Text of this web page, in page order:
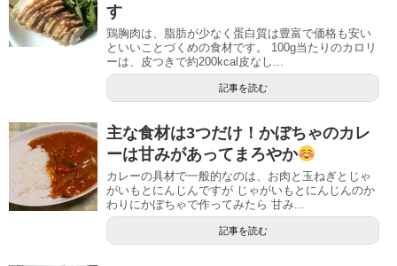
す
鶏胸肉は、脂肪が少なく蛋白質は豊富で価格も安い
といいことづくめの食材です。 100g当たりのカロリ
ーは、皮つきで約200kcal皮なし...
記事を読む
主な食材は3つだけ！かぼちゃのカレ
ーは甘みがあってまろやか
カレーの具材で一般的なのは、お肉と玉ねぎとじゃ
がいもとにんじんですが じゃがいもとにんじんのか
わりにかぼちゃで作ってみたら 甘み...
記事を読む